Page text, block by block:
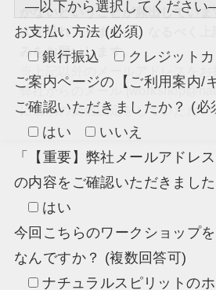
お支払い方法 (必須)
銀行振込
クレジット
ご案内ページの【ご利用案内/
ご確認いただきましたか？ (必
はい
いいえ
「【重要】弊社メールアドレ
の内容をご確認いただきまし
はい
今回こちらのワークショップ
なんですか？ (複数回答可)
ナチュラルスピリットの
かないということが頻出していま
大変恐れ入りますが、なるべく
みをお願いします。
※上記以外のメールアドレスをお
弊社からのメール
に個別の受信設定をしていただ